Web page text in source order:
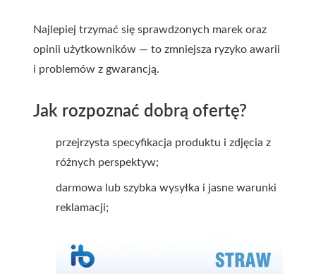
Najlepiej trzymać się sprawdzonych marek oraz
opinii użytkowników — to zmniejsza ryzyko awarii
i problemów z gwarancją.
Jak rozpoznać dobrą ofertę?
przejrzysta specyfikacja produktu i zdjęcia z
różnych perspektyw;
darmowa lub szybka wysyłka i jasne warunki
reklamacji;